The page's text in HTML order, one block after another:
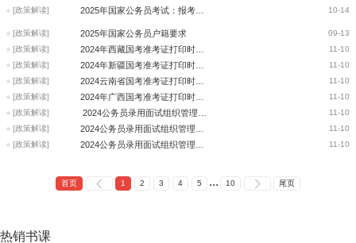
10-14
[政策解读]
09-13
[政策解读] 2025年国家公务员户籍要求
11-10
[政策解读]
11-10
[政策解读]
11-10
[政策解读]
11-10
[政策解读]
11-10
[政策解读]
11-10
[政策解读]
11-10
[政策解读]
首页 1 2 3 4 5 ... 10 尾页
热销书课